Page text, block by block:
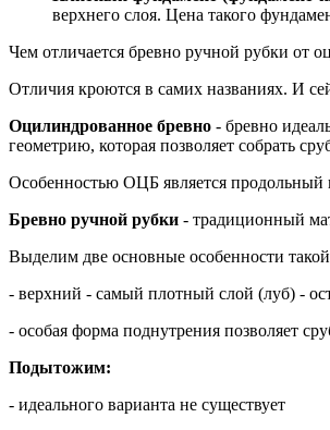
верхнего слоя. Цена такого
Чем отличается бревно ручной рубки от
Отличия кроются в самих названиях. И
Оцилиндрованное бревно - бревно
геометрию, которая позволяет собрать
Особенностью ОЦБ является продольный
Бревно ручной рубки - традиционный
Выделим две основные особенности
- верхний - самый плотный слой (луб) -
- особая форма поднутрения позволяет
Подытожим:
- идеального варианта не существует